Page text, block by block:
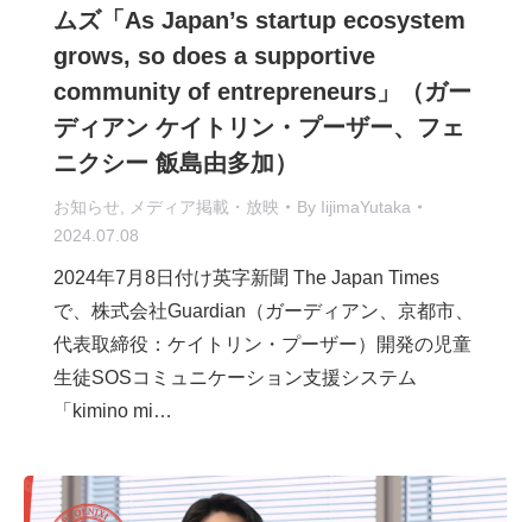
ムズ「As Japan’s startup ecosystem
grows, so does a supportive
community of entrepreneurs」（ガー
ディアン ケイトリン・プーザー、フェ
ニクシー 飯島由多加）
お知らせ メディア掲載・放映 By IijimaYutaka
2024.07.08
2024年7月8日付け英字新聞 The Japan Times
で、株式会社Guardian（ガーディアン、京都市、
代表取締役：ケイトリン・プーザー）開発の児童
生徒SOSコミュニケーション支援システム
「kimino mi…